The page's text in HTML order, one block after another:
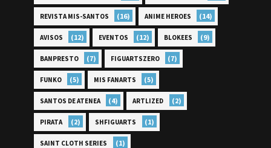
REVISTA MIS-SANTOS (16) ANIME HEROES (14)
AVISOS (12) EVENTOS (12) BLOKEES (9)
BANPRESTO (7) FIGUARTSZERO (7)
FUNKO (5) MIS FANARTS (5)
SANTOS DE ATENEA (4) ARTLIZED (2)
PIRATA (2) SHFIGUARTS (1)
SAINT CLOTH SERIES (1)